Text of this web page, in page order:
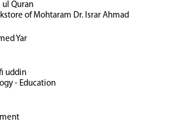
ul Quran
of Mohtaram Dr. Israr Ahmad
Yar
uddin
- Education